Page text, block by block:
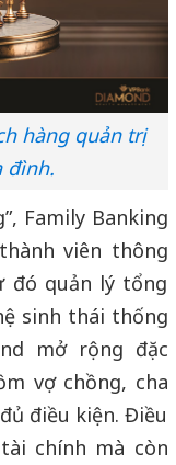
hàng quản trị
đình.
Family Banking
viên thông
đó quản lý tổng
sinh thái thống
mở rộng đặc
vợ chồng, cha
điều kiện. Điều
chính mà còn